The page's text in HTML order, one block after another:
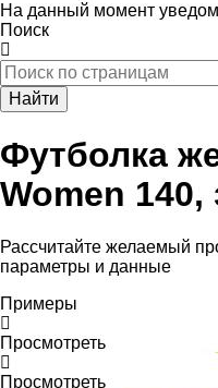
На данный момент
Поиск
Найти
Футболка
Women 140,
Рассчитайте желаемый
параметры и данные
Примеры
Просмотреть
Просмотреть